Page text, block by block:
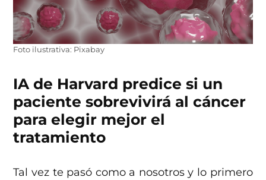
Foto ilustrativa: Pixabay
IA de Harvard predice si un
paciente sobrevivirá al cáncer
para elegir mejor el
tratamiento
Tal vez te pasó como a nosotros y lo primero